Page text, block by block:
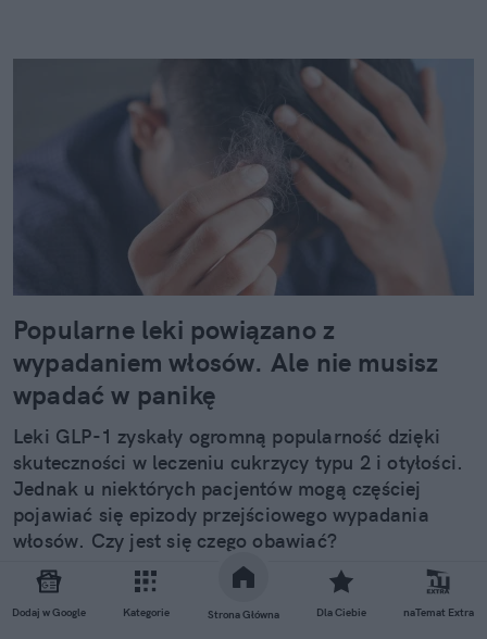
Dodaj w Google Kategorie Strona Główna Dla Ciebie naTemat Extra
Popularne leki powiązano z
wypadaniem włosów. Ale nie musisz
wpadać w panikę
Leki GLP-1 zyskały ogromną popularność dzięki
skuteczności w leczeniu cukrzycy typu 2 i otyłości.
Jednak u niektórych pacjentów mogą częściej
pojawiać się epizody przejściowego wypadania
włosów. Czy jest się czego obawiać?
Czytaj całość